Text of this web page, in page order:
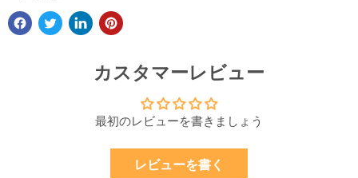
カスタマーレビュー
最初のレビューを書きましょう
レビューを書く